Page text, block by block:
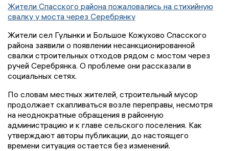
Жители Спасского района пожаловались на стихийную
свалку у моста через Серебрянку
Жители сел Гулынки и Большое Кожухово Спасского
района заявили о появлении несанкционированной
свалки строительных отходов рядом с мостом через
ручей Серебрянка. О проблеме они рассказали в
социальных сетях.
По словам местных жителей, строительный мусор
продолжает скапливаться возле переправы, несмотря
на неоднократные обращения в районную
администрацию и к главе сельского поселения. Как
утверждают авторы публикации, до настоящего
времени ситуация остается без изменений.